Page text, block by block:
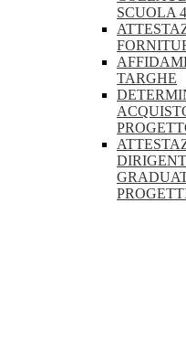
SCUOLA
TARGHE